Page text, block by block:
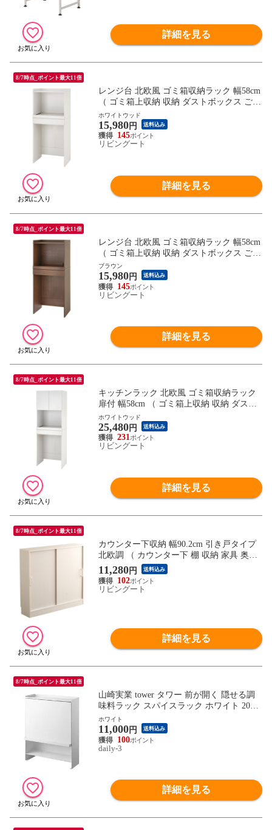
詳細を見る
8/7時点_ポイント最大11倍
レンジ台 北欧風 ゴミ箱収納ラック 幅58cm
（ ゴミ箱上収納 収納 ダストボックス ごみ
箱 ラック 棚 食器棚 家電収納 台所収納 キ
ッチン収納 スライドテーブル 引き出し ）
【ホワイトウッド】
ホワイトウッド
15,980円 送料込み
145
リビングート
詳細を見る
8/7時点_ポイント最大11倍
レンジ台 北欧風 ゴミ箱収納ラック 幅58cm
（ ゴミ箱上収納 収納 ダストボックス ごみ
箱 ラック 棚 食器棚 家電収納 台所収納 キ
ッチン収納 スライドテーブル 引き出し ）
【ブラウン】
ブラウン
15,980円 送料込み
145
リビングート
詳細を見る
8/7時点_ポイント最大11倍
キッチンラック 北欧風 ゴミ箱収納ラック
扉付 幅58cm （ ゴミ箱上収納 収納 ダスト
ボックス ごみ箱 ラック 棚 食器棚 家電収
納 台所収納 キッチン収納 スライドテーブ
ル 引き出し ） 【ホワイトウッド】
ホワイトウッド
25,480円 送料込み
231
リビングート
詳細を見る
8/7時点_ポイント最大11倍
カウンター下収納 幅90.2cm 引き戸タイプ
北欧調 （ カウンター下 棚 収納 家具 奥行
スリム キッチン カウンター ラック キッチ
ン収納 可動棚 窓下 引き戸 ナチュラル ）
11,280円 送料込み
102
リビングート
詳細を見る
8/7時点_ポイント最大11倍
山崎実業 tower タワー 前が開く 隠せる調
味料ラック スパイスラック ホワイト 2090
yamazaki 公式 オンラインショップ 【北海
道・沖縄は990円加算】 yam3156-wh
ホワイト
11,000円 送料込み
100
daily-3
詳細を見る